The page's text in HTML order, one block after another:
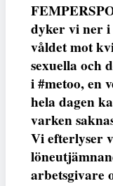
dyker vi ner
våldet mot
sexuella och
i #metoo, en
hela dagen
varken
Vi efterlyser
arbetsgivare